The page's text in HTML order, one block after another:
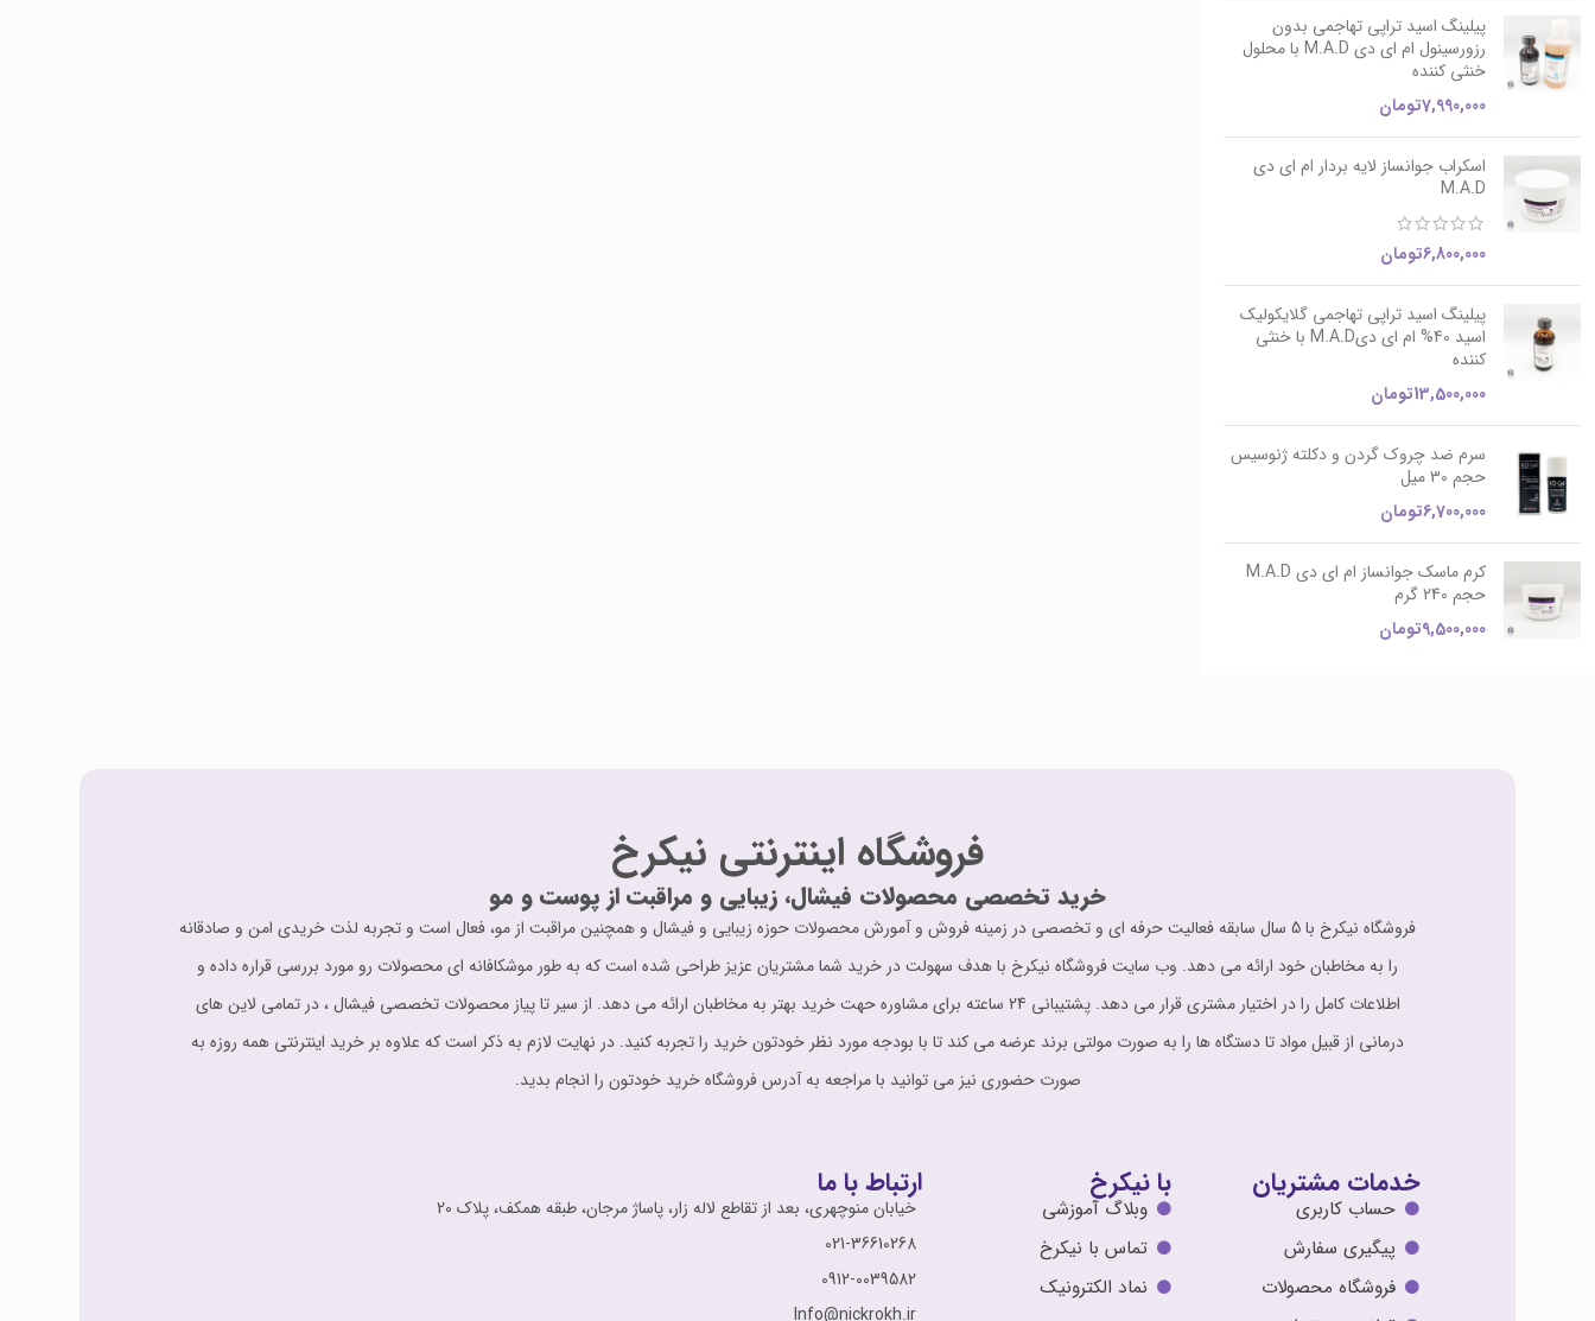
پیلینگ اسید تراپی تهاجمی بدون
رزورسینول ام ای دی M.A.D با محلول
خنثی کننده
7,990,000تومان
اسکراب جوانساز لایه بردار ام ای دی
M.A.D
6,800,000تومان
پیلینگ اسید تراپی تهاجمی گلایکولیک
اسید 40% ام ای دیM.A.D با خنثی
کننده
13,500,000تومان
سرم ضد چروک گردن و دکلته ژنوسیس
حجم 30 میل
6,700,000تومان
کرم ماسک جوانساز ام ای دی M.A.D
حجم 240 گرم
9,500,000تومان
فروشگاه اینترنتی نیکرخ
خرید تخصصی محصولات فیشال، زیبایی و مراقبت از پوست و مو
فروشگاه نیکرخ با 5 سال سابقه فعالیت حرفه ای و تخصصی در زمینه فروش و آمورش محصولات حوزه زیبایی و فیشال و همچنین مراقبت از مو، فعال است و تجربه لذت خریدی امن و صادقانه
را به مخاطبان خود ارائه می دهد. وب سایت فروشگاه نیکرخ با هدف سهولت در خرید شما مشتریان عزیز طراحی شده است که به طور موشکافانه ای محصولات رو مورد بررسی قراره داده و
اطلاعات کامل را در اختیار مشتری قرار می دهد. پشتیبانی 24 ساعته برای مشاوره حهت خرید بهتر به مخاطبان ارائه می دهد. از سیر تا پیاز محصولات تخصصی فیشال ، در تمامی لاین های
درمانی از قبیل مواد تا دستگاه ها را به صورت مولتی برند عرضه می کند تا با بودجه مورد نظر خودتون خرید را تجربه کنید. در نهایت لازم به ذکر است که علاوه بر خرید اینترنتی همه روزه به
صورت حضوری نیز می توانید با مراجعه به آدرس فروشگاه خرید خودتون را انجام بدید.
خدمات مشتریان
حساب کاربری
پیگیری سفارش
فروشگاه محصولات
با نیکرخ
وبلاگ آموزشی
تماس با نیکرخ
نماد الکترونیک
ارتباط با ما
خیابان منوچهری، بعد از تقاطع لاله زار، پاساژ مرجان، طبقه همکف، پلاک 20
021-36610268
0912-0039582
Info@nickrokh.ir